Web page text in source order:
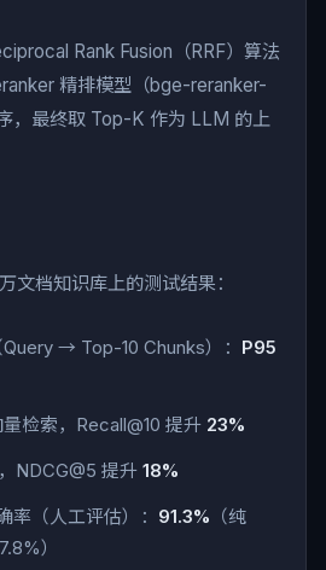
Rank Fusion（RRF）算法
精排模型（bge-reranker-
，最终取 Top-K 作为 LLM 的上
文档知识库上的测试结果：
→ Top-10 Chunks）： P95
检索，Recall@10 提升 23%
NDCG@5 提升 18%
率（人工评估）： 91.3% （纯
）